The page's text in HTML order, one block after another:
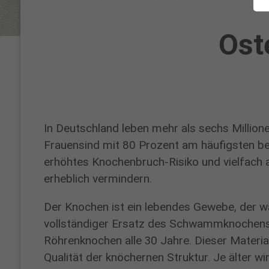
In Deutschland leben mehr als sechs
Frauensind mit 80 Prozent am häufigsten
erhöhtes Knochenbruch-Risiko und
erheblich vermindern.
Der Knochen ist ein lebendes Gewebe, der
vollständiger Ersatz des
Röhrenknochen alle 30 Jahre. Dieser
Qualität der knöchernen Struktur. Je älter